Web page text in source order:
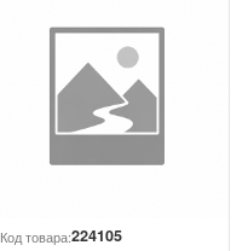
Код товара:224105